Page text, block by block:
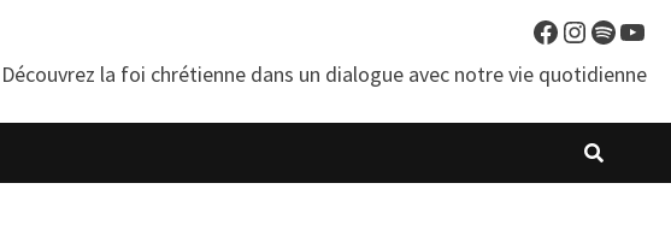
Facebook
Découvrez la foi chrétienne dans un dialogue avec notre vie quotidienne